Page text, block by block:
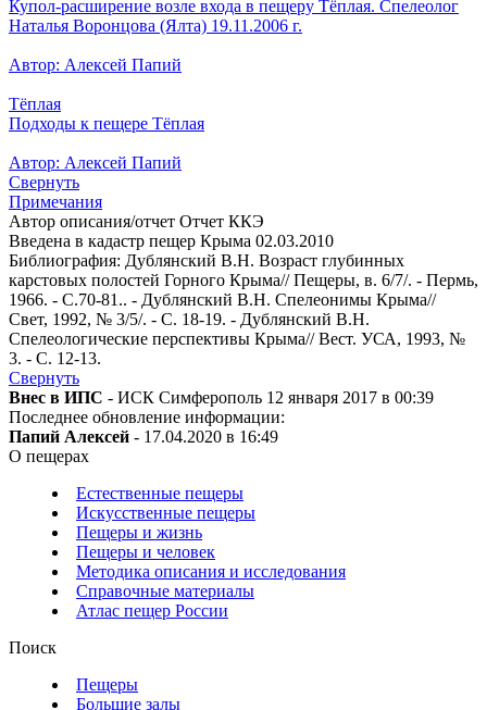
Купол-расширение возле входа в пещеру Тёплая. Спелеолог
Наталья Воронцова (Ялта) 19.11.2006 г.
Автор: Алексей Папий
Тёплая
Подходы к пещере Тёплая
Автор: Алексей Папий
Свернуть
Примечания
Автор описания/отчет Отчет ККЭ
Введена в кадастр пещер Крыма 02.03.2010
Библиография: Дублянский В.Н. Возраст глубинных
карстовых полостей Горного Крыма// Пещеры, в. 6/7/. - Пермь,
1966. - С.70-81.. - Дублянский В.Н. Спелеонимы Крыма//
Свет, 1992, № 3/5/. - С. 18-19. - Дублянский В.Н.
Спелеологические перспективы Крыма// Вест. УСА, 1993, №
3. - С. 12-13.
Свернуть
Внес в ИПС - ИСК Симферополь 12 января 2017 в 00:39
Последнее обновление информации:
Папий Алексей - 17.04.2020 в 16:49
О пещерах
Естественные пещеры
Искусственные пещеры
Пещеры и жизнь
Пещеры и человек
Методика описания и исследования
Справочные материалы
Атлас пещер России
Поиск
Пещеры
Большие залы